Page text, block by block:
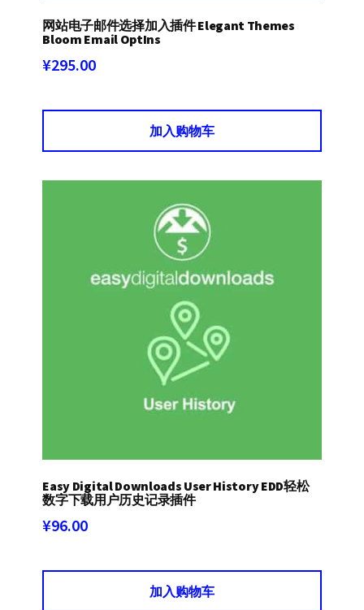
网站电子邮件选择加入插件 Elegant Themes
Bloom Email OptIns
¥295.00
加入购物车
Easy Digital Downloads User History EDD轻松
数字下载用户历史记录插件
¥96.00
加入购物车